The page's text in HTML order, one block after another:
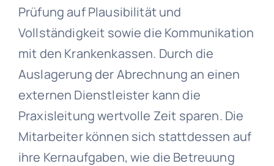
Prüfung auf Plausibilität und
Vollständigkeit sowie die Kommunikation
mit den Krankenkassen. Durch die
Auslagerung der Abrechnung an einen
externen Dienstleister kann die
Praxisleitung wertvolle Zeit sparen. Die
Mitarbeiter können sich stattdessen auf
ihre Kernaufgaben, wie die Betreuung